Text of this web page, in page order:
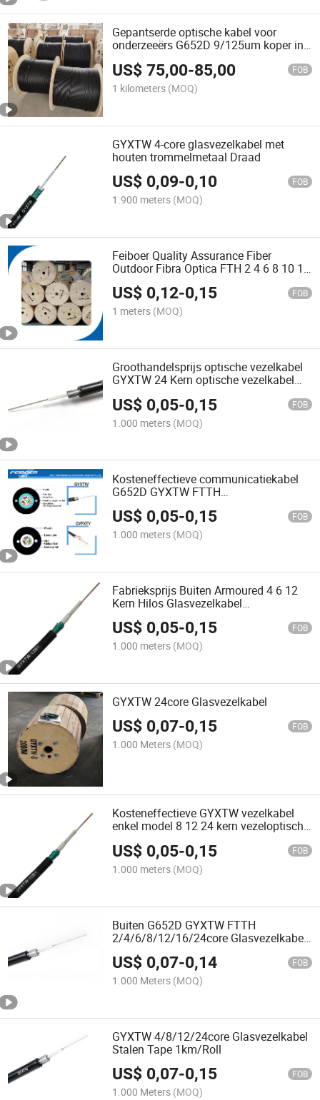
Gepantserde optische kabel voor
onderzeeërs G652D 9/125um koper in
enkele modus Outdoor 2 / 4 / 6 / 8 / 12
/ 16 / 24 Core GYXTW Feiboer
US$75,00-85,00 FOB
1 kilometers (MOQ)
GYXTW 4-core glasvezelkabel met
houten trommelmetaal Draad
US$ 0,09-0,10 FOB
1.900 meters (MOQ)
Feiboer Quality Assurance Fiber
Outdoor Fibra Optica FTH 2 4 6 8 10 12
Core flexibele Armoride tactische
glasvezelkabel CA
US$ 0,12-0,15 FOB
1 meters (MOQ)
Groothandelsprijs optische vezelkabel
GYXTW 24 Kern optische vezelkabel
US$ 0,05-0,15 FOB
1.000 meters (MOQ)
Kosteneffectieve communicatiekabel
G652D GYXTW FTTH
2/4/6/8/12/16/24 Kernvezeloptische
kabelprijs
US$ 0,05-0,15 FOB
1.000 meters (MOQ)
Fabrieksprijs Buiten Armoured 4 6 12
Kern Hilos Glasvezelkabel
Enkelvoudige Modus Lucht G652D
G657A Glasvezel 8 Hilos GYXTW
US$ 0,05-0,15 FOB
1.000 meters (MOQ)
GYXTW 24core Glasvezelkabel
US$ 0,07-0,15 FOB
1.000 Meters (MOQ)
Kosteneffectieve GYXTW vezelkabel
enkel model 8 12 24 kern vezeloptische
US$ 0,05-0,15 FOB
1.000 meters (MOQ)
Buiten G652D GYXTW FTTH
2/4/6/8/12/16/24core Glasvezelkabel
3000m
US$ 0,07-0,14 FOB
1.000 Meters (MOQ)
GYXTW 4/8/12/24core Glasvezelkabel
Stalen Tape 1km/Roll
US$ 0,07-0,15 FOB
1.000 Meters (MOQ)